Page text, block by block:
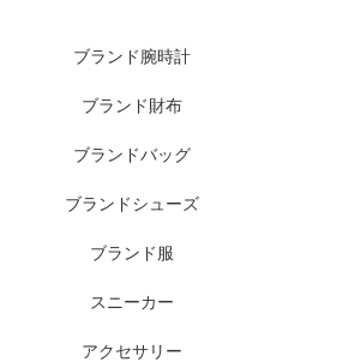
ブランド腕時計
ブランド財布
ブランドバッグ
ブランドシューズ
ブランド服
スニーカー
アクセサリー